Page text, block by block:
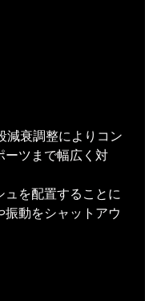
減衰調整によりコン
ーツまで幅広く対
ュを配置することに
振動をシャットアウ